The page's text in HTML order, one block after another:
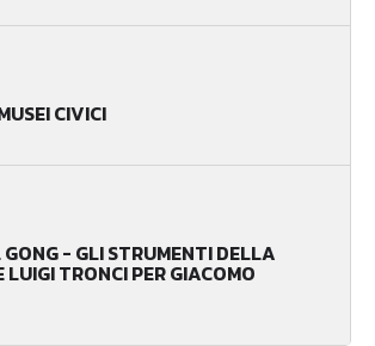
CIVICI
- GLI STRUMENTI DELLA
LUIGI TRONCI PER GIACOMO